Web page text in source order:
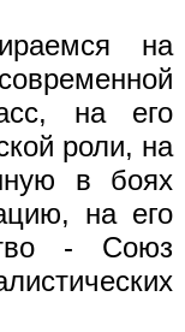
на
на его
роли, на
в боях
на его
- Союз